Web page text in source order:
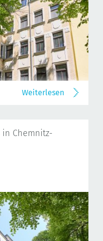
Weiterlesen
Chemnitz-